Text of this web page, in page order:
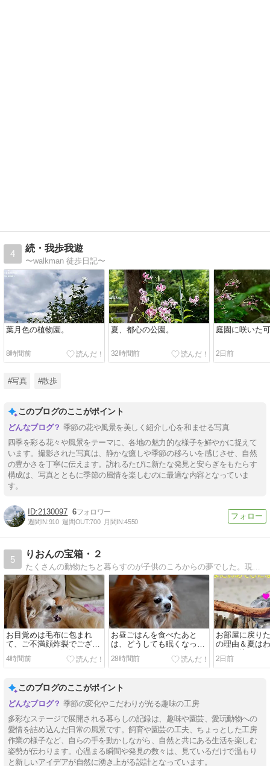
4
続・我歩我遊
〜walkman 徒歩日記〜
葉月色の植物園。
8時間前
夏、都心の公園。
32時間前
庭園に咲いた
2日前
#写真 #散歩
このブログのここがポイント
季節の花や風景を美しく紹介し心を和ませる写真
四季を彩る花々や風景をテーマに、各地の魅力的な様子を鮮やかに捉えて
います。撮影された写真は、静かな癒しや季節の移ろいを感じさせ、自然
の豊かさを丁寧に伝えます。訪れるたびに新たな発見と安らぎをもたらす
構成は、写真とともに季節の風情を楽しむのに最適な内容となっていま
す。
2130097 6
週間IN:910 週間OUT:700 月間IN:4550
5
りおんの宝箱・２
お目覚めは毛布に包まれ
て、ご不満顔炸裂でござい
ました～！！＆深海めだか
さんの卵発見！ここにある
宵開花予定でございます
～！！
4時間前
お昼ごはんを食べたあと
は、どうしても眠くなって
しまうのです～！＆氷がお
気に召さないようです＆碧
た舟を洗いました！
28時間前
お部屋に戻り
の理由＆夏は
のめり込みま
んの卵、おめ
2日前
このブログのここがポイント
季節の変化やこだわりが光る趣味の工房
多彩なステージで展開される暮らしの記録は、趣味や園芸、愛玩動物への
愛情を詰め込んだ日常の風景です。飼育や園芸の工夫、ちょっとした工房
作業の様子など、自らの手を動かしながら、自然と共にある生活を楽しむ
姿勢が伝わります。心温まる瞬間や発見の数々は、見ているだけで温もり
と新しいアイデアが自然に湧き上がる設計となっています。